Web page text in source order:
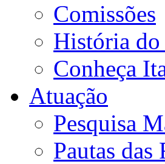
Comissões
História
Conheça
Atuação
Pesquisa
Pautas das